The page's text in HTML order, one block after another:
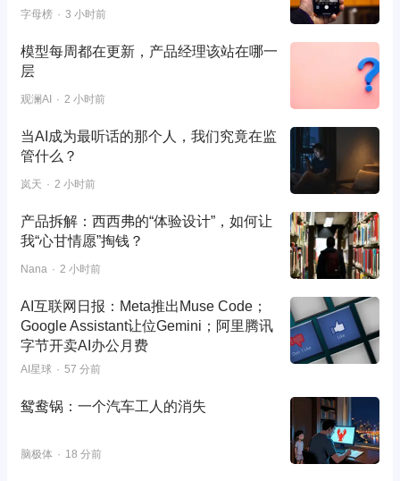
字母榜 3 小时前
模型每周都在更新，产品经理该站在哪一
层
观澜AI 2 小时前
当AI成为最听话的那个人，我们究竟在监
管什么？
岚天 2 小时前
产品拆解：西西弗的“体验设计”，如何让
我“心甘情愿”掏钱？
Nana 2 小时前
AI互联网日报：Meta推出Muse Code；
Google Assistant让位Gemini；阿里腾讯
字节开卖AI办公月费
AI星球 57 分前
鸳鸯锅：一个汽车工人的消失
脑极体 18 分前